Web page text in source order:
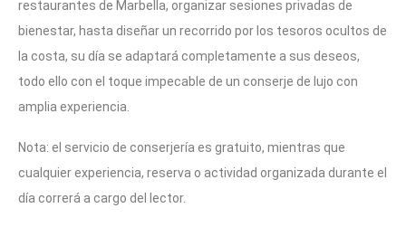
restaurantes de Marbella, organizar sesiones privadas de
bienestar, hasta diseñar un recorrido por los tesoros ocultos de
la costa, su día se adaptará completamente a sus deseos,
todo ello con el toque impecable de un conserje de lujo con
amplia experiencia.
Nota: el servicio de conserjería es gratuito, mientras que
cualquier experiencia, reserva o actividad organizada durante el
día correrá a cargo del lector.